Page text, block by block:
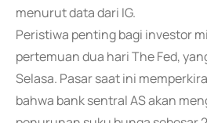
menurut data dari IG.
Peristiwa penting bagi investor
pertemuan dua hari The Fed,
Selasa. Pasar saat ini
bahwa bank sentral AS akan